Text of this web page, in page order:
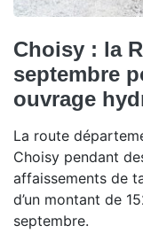
Choisy : la
septembre
ouvrage
La route
Choisy pendant
affaissements de
d’un montant de
septembre.